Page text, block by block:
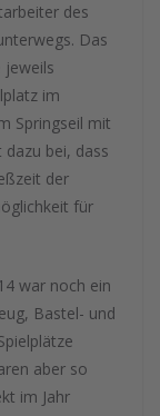
des
Das
jeweils
im
Springseil mit
bei, dass
der
für
war noch ein
Bastel- und
aber so
im Jahr